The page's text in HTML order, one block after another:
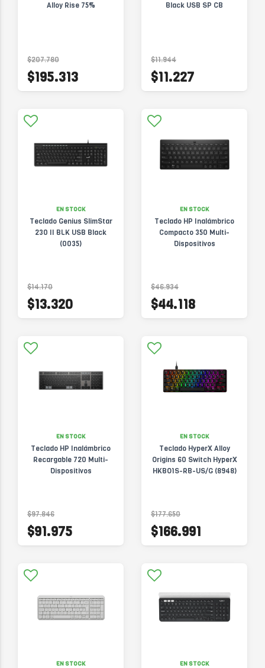
Alloy Rise 75%
$207.780
$195.313
Black USB SP CB
$11.944
$11.227
EN STOCK
Teclado Genius SlimStar
230 II BLK USB Black
(0035)
$14.170
$13.320
EN STOCK
Teclado HP Inalámbrico
Compacto 350 Multi-
Dispositivos
$46.934
$44.118
EN STOCK
Teclado HP Inalámbrico
Recargable 720 Multi-
Dispositivos
$97.846
$91.975
EN STOCK
Teclado HyperX Alloy
Origins 60 Switch HyperX
HKBO1S-RB-US/G (8948)
$177.650
$166.991
EN STOCK EN STOCK